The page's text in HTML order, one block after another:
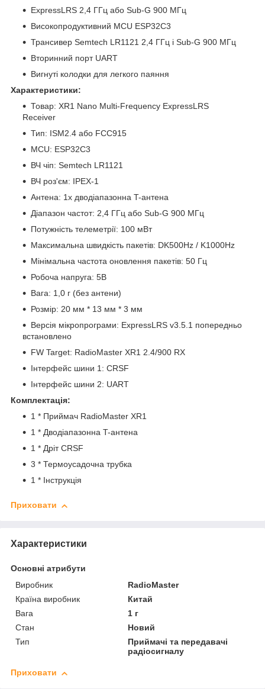
ExpressLRS 2,4 ГГц або Sub-G 900 МГц
Високопродуктивний MCU ESP32C3
Трансивер Semtech LR1121 2,4 ГГц і Sub-G 900 МГц
Вторинний порт UART
Вигнуті колодки для легкого паяння
Характеристики:
Товар: XR1 Nano Multi-Frequency ExpressLRS
Receiver
Тип: ISM2.4 або FCC915
MCU: ESP32C3
ВЧ чіп: Semtech LR1121
ВЧ роз'єм: IPEX-1
Антена: 1x дводіапазонна T-антена
Діапазон частот: 2,4 ГГц або Sub-G 900 МГц
Потужність телеметрії: 100 мВт
Максимальна швидкість пакетів: DK500Hz / K1000Hz
Мінімальна частота оновлення пакетів: 50 Гц
Робоча напруга: 5В
Вага: 1,0 г (без антени)
Розмір: 20 мм * 13 мм * 3 мм
Версія мікропрограми: ExpressLRS v3.5.1 попередньо
встановлено
FW Target: RadioMaster XR1 2.4/900 RX
Інтерфейс шини 1: CRSF
Інтерфейс шини 2: UART
Комплектація:
1 * Приймач RadioMaster XR1
1 * Дводіапазонна T-антена
1 * Дріт CRSF
3 * Термоусадочна трубка
1 * Інструкція
Приховати
Характеристики
Основні атрибути
Виробник
RadioMaster
Країна виробник
Китай
Вага
1 г
Стан
Новий
Тип
Приймачі та передавачі
радіосигналу
Приховати